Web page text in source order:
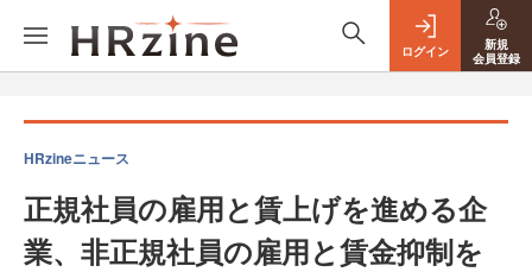
ログイン
新規
会員登録
HRzineニュース
正規社員の雇用と賃上げを進める企
業、非正規社員の雇用と賃金抑制を